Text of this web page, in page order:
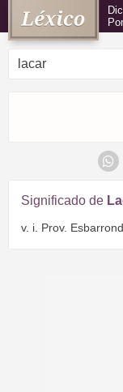
Significado de
v. i. Prov.